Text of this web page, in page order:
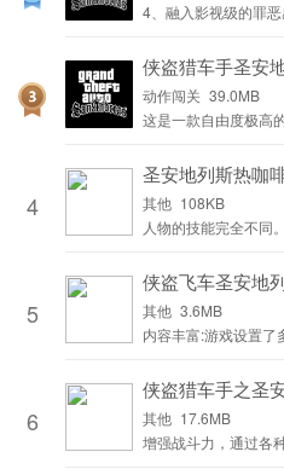
4、融入影视级的罪恶
掌控他人的生死。
动作闯关 39.0MB
这是一款自由度极高
你一同开启精彩冒险
4
圣安地列斯热咖
其他 108KB
人物的技能完全不同
5
侠盗飞车圣安地
其他 3.6MB
内容丰富:游戏设置了
长期趣味性。
6
侠盗猎车手之圣
其他 17.6MB
增强战斗力，通过各